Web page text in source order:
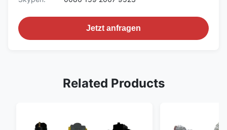
Jetzt anfragen
Related Products